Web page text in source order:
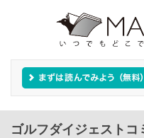
ゴルフダイジェスト